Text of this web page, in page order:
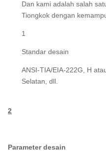
Dan kami adalah salah
Tiongkok dengan
1
Standar desain
ANSI-TIA/EIA-222G, H
Selatan, dll.
2
Parameter desain